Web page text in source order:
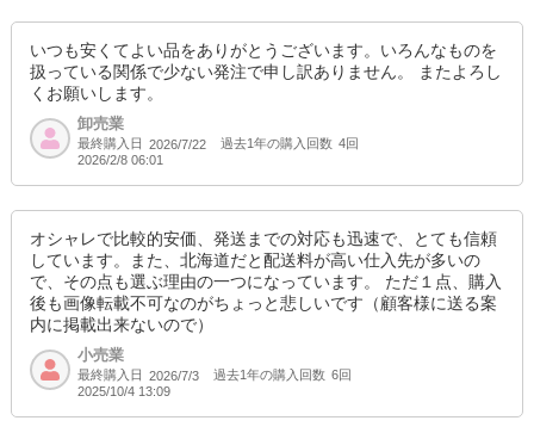
いつも安くてよい品をありがとうございます。いろんなものを
扱っている関係で少ない発注で申し訳ありません。 またよろし
くお願いします。
卸売業
最終購入日 2026/7/22 過去1年の購入回数 4回
2026/2/8 06:01
オシャレで比較的安価、発送までの対応も迅速で、とても信頼
しています。また、北海道だと配送料が高い仕入先が多いの
で、その点も選ぶ理由の一つになっています。 ただ１点、購入
後も画像転載不可なのがちょっと悲しいです（顧客様に送る案
内に掲載出来ないので）
小売業
最終購入日 2026/7/3 過去1年の購入回数 6回
2025/10/4 13:09